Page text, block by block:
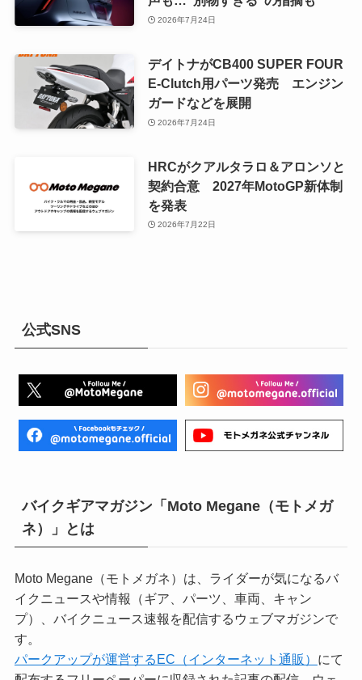
2026年7月24日
デイトナがCB400 SUPER FOUR
E-Clutch用パーツ発売 エンジン
ガードなどを展開
2026年7月24日
HRCがクアルタラロ＆アロンソと
契約合意 2027年MotoGP新体制
を発表
2026年7月22日
公式SNS
バイクギアマガジン「Moto Megane（モトメガ
ネ）」とは
Moto Megane（モトメガネ）は、ライダーが気になるバ
イクニュースや情報（ギア、パーツ、車両、キャン
プ）、バイクニュース速報を配信するウェブマガジンで
す。
パークアップが運営するEC（インターネット通販） にて